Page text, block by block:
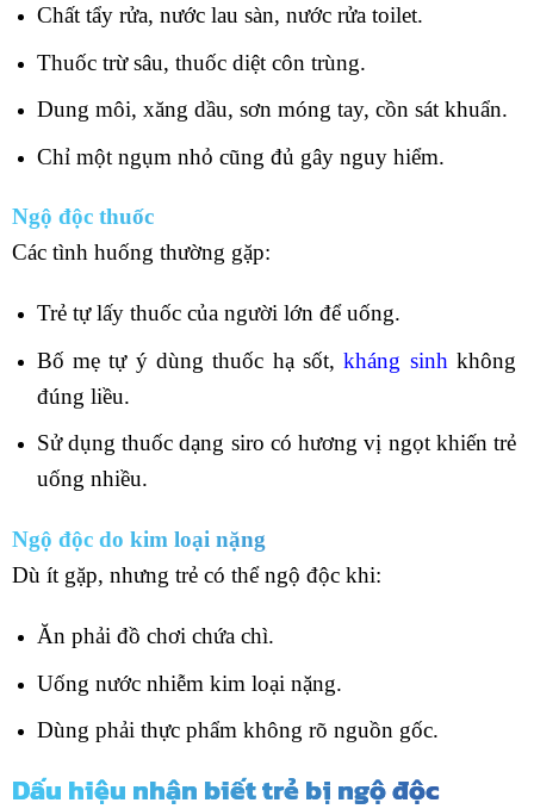
Chất tẩy rửa, nước lau sàn, nước rửa toilet.
Thuốc trừ sâu, thuốc diệt côn trùng.
Dung môi, xăng dầu, sơn móng tay, cồn sát khuẩn.
Chỉ một ngụm nhỏ cũng đủ gây nguy hiểm.
Ngộ độc thuốc
Các tình huống thường gặp:
Trẻ tự lấy thuốc của người lớn để uống.
Bố mẹ tự ý dùng thuốc hạ sốt,kháng sinh không
đúng liều.
Sử dụng thuốc dạng siro có hương vị ngọt khiến trẻ
uống nhiều.
Ngộ độc do kim loại nặng
Dù ít gặp, nhưng trẻ có thể ngộ độc khi:
Ăn phải đồ chơi chứa chì.
Uống nước nhiễm kim loại nặng.
Dùng phải thực phẩm không rõ nguồn gốc.
Dấu hiệu nhận biết trẻ bị ngộ độc